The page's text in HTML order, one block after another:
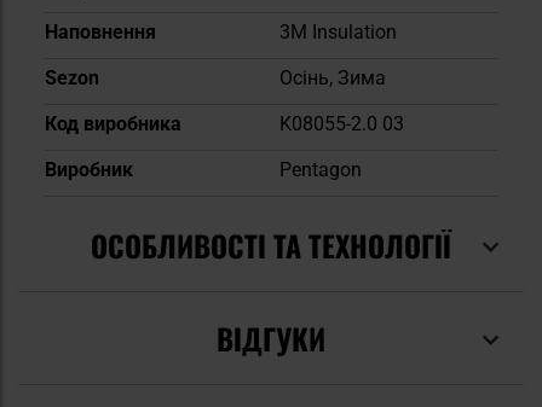
Наповнення
3M Insulation
Sezon
Осінь, Зима
Код виробника
K08055-2.0 03
Виробник
Pentagon
ОСОБЛИВОСТІ ТА ТЕХНОЛОГІЇ
ВІДГУКИ